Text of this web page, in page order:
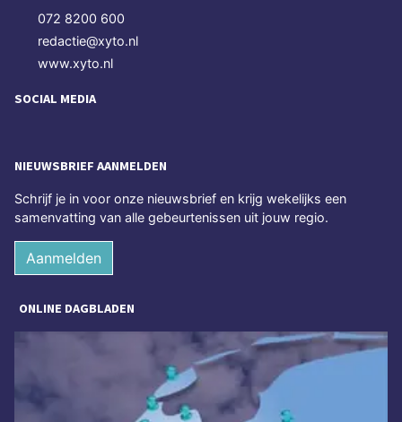
072 8200 600
redactie@xyto.nl
www.xyto.nl
SOCIAL MEDIA
NIEUWSBRIEF AANMELDEN
Schrijf je in voor onze nieuwsbrief en krijg wekelijks een
samenvatting van alle gebeurtenissen uit jouw regio.
Aanmelden
ONLINE DAGBLADEN